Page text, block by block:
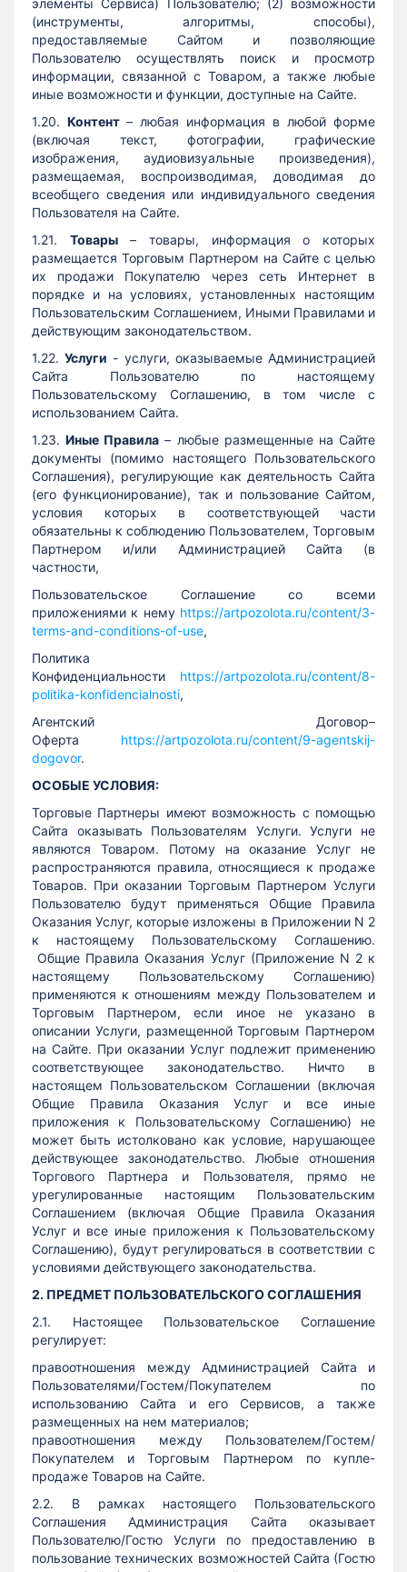
элементы Сервиса) Пользователю; (2) возможности
(инструменты, алгоритмы, способы),
предоставляемые Сайтом и позволяющие
Пользователю осуществлять поиск и просмотр
информации, связанной с Товаром, а также любые
иные возможности и функции, доступные на Сайте.
1.20. Контент – любая информация в любой форме
(включая текст, фотографии, графические
изображения, аудиовизуальные произведения),
размещаемая, воспроизводимая, доводимая до
всеобщего сведения или индивидуального сведения
Пользователя на Сайте.
1.21. Товары– товары, информация о которых
размещается Торговым Партнером на Сайте с целью
их продажи Покупателю через сеть Интернет в
порядке и на условиях, установленных настоящим
Пользовательским Соглашением, Иными Правилами и
действующим законодательством.
1.22.Услуги - услуги, оказываемые Администрацией
Сайта Пользователю по настоящему
Пользовательскому Соглашению, в том числе с
использованием Сайта.
1.23.Иные Правила – любые размещенные на Сайте
документы (помимо настоящего Пользовательского
Соглашения), регулирующие как деятельность Сайта
(его функционирование), так и пользование Сайтом,
условия которых в соответствующей части
обязательны к соблюдению Пользователем, Торговым
Партнером и/или Администрацией Сайта (в
частности,
Пользовательское Соглашение со всеми
приложениями к нему https://artpozolota.ru/content/3-
terms-and-conditions-of-use,
Политика
Конфиденциальности https://artpozolota.ru/content/8-
politika-konfidencialnosti,
Агентский Договор–
Оферта https://artpozolota.ru/content/9-agentskij-
dogovor.
ОСОБЫЕ УСЛОВИЯ:
Торговые Партнеры имеют возможность с помощью
Сайта оказывать Пользователям Услуги. Услуги не
являются Товаром. Потому на оказание Услуг не
распространяются правила, относящиеся к продаже
Товаров. При оказании Торговым Партнером Услуги
Пользователю будут применяться Общие Правила
Оказания Услуг, которые изложены в Приложении N 2
к настоящему Пользовательскому Соглашению.
Общие Правила Оказания Услуг (Приложение N 2 к
настоящему Пользовательскому Соглашению)
применяются к отношениям между Пользователем и
Торговым Партнером, если иное не указано в
описании Услуги, размещенной Торговым Партнером
на Сайте. При оказании Услуг подлежит применению
соответствующее законодательство. Ничто в
настоящем Пользовательском Соглашении (включая
Общие Правила Оказания Услуг и все иные
приложения к Пользовательскому Соглашению) не
может быть истолковано как условие, нарушающее
действующее законодательство. Любые отношения
Торгового Партнера и Пользователя, прямо не
урегулированные настоящим Пользовательским
Соглашением (включая Общие Правила Оказания
Услуг и все иные приложения к Пользовательскому
Соглашению), будут регулироваться в соответствии с
условиями действующего законодательства.
2. ПРЕДМЕТ ПОЛЬЗОВАТЕЛЬСКОГО СОГЛАШЕНИЯ
2.1. Настоящее Пользовательское Соглашение
регулирует:
правоотношения между Администрацией Сайта и
Пользователями/Гостем/Покупателем по
использованию Сайта и его Сервисов, а также
размещенных на нем материалов;
правоотношения между Пользователем/Гостем/
Покупателем и Торговым Партнером по купле-
продаже Товаров на Сайте.
2.2. В рамках настоящего Пользовательского
Соглашения Администрация Сайта оказывает
Пользователю/Гостю Услуги по предоставлению в
пользование технических возможностей Сайта (Гостю